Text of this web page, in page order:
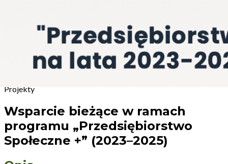
Projekty
Wsparcie bieżące w ramach
programu „Przedsiębiorstwo
Społeczne +” (2023–2025)